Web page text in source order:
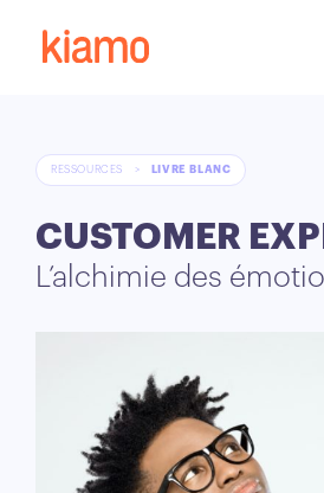
RESSOURCES > LIVRE BLANC
CUSTOMER
L’alchimie des